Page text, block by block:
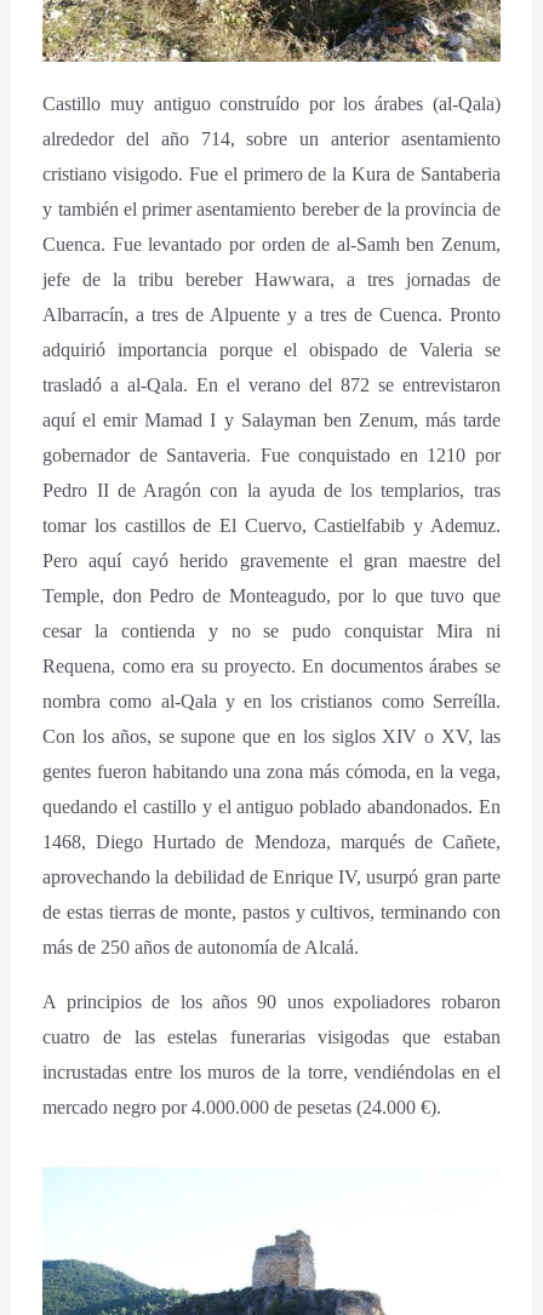
Castillo muy antiguo construído por los árabes (al-Qala)
alrededor del año 714, sobre un anterior asentamiento
cristiano visigodo. Fue el primero de la Kura de Santaberia
y también el primer asentamiento bereber de la provincia de
Cuenca. Fue levantado por orden de al-Samh ben Zenum,
jefe de la tribu bereber Hawwara, a tres jornadas de
Albarracín, a tres de Alpuente y a tres de Cuenca. Pronto
adquirió importancia porque el obispado de Valeria se
trasladó a al-Qala. En el verano del 872 se entrevistaron
aquí el emir Mamad I y Salayman ben Zenum, más tarde
gobernador de Santaveria. Fue conquistado en 1210 por
Pedro II de Aragón con la ayuda de los templarios, tras
tomar los castillos de El Cuervo, Castielfabib y Ademuz.
Pero aquí cayó herido gravemente el gran maestre del
Temple, don Pedro de Monteagudo, por lo que tuvo que
cesar la contienda y no se pudo conquistar Mira ni
Requena, como era su proyecto. En documentos árabes se
nombra como al-Qala y en los cristianos como Serreílla.
Con los años, se supone que en los siglos XIV o XV, las
gentes fueron habitando una zona más cómoda, en la vega,
quedando el castillo y el antiguo poblado abandonados. En
1468, Diego Hurtado de Mendoza, marqués de Cañete,
aprovechando la debilidad de Enrique IV, usurpó gran parte
de estas tierras de monte, pastos y cultivos, terminando con
más de 250 años de autonomía de Alcalá.
A principios de los años 90 unos expoliadores robaron
cuatro de las estelas funerarias visigodas que estaban
incrustadas entre los muros de la torre, vendiéndolas en el
mercado negro por 4.000.000 de pesetas (24.000 €).